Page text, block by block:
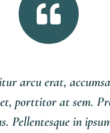

arcu erat,
porttitor at sem.
Pellentesque in